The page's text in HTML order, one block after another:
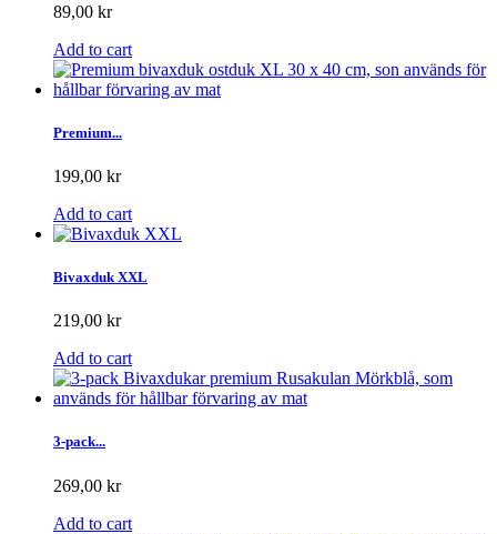
89,00 kr
Add to cart
Premium...
199,00 kr
Add to cart
Bivaxduk XXL
219,00 kr
Add to cart
3-pack...
269,00 kr
Add to cart